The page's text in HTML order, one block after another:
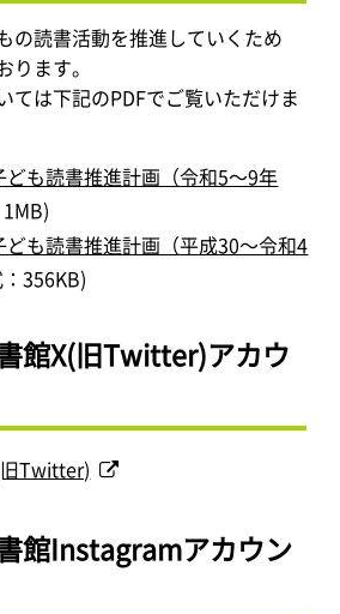
の読書活動を推進していくため
ります。
ては下記のPDFでご覧いただけま
も読書推進計画（令和5～9年
も読書推進計画（平成30～令和4
356KB)
館X(旧Twitter)アカウ
Twitter)
館Instagramアカウン